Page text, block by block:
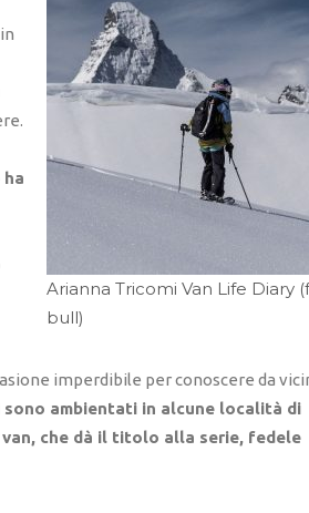
Arianna Tricomi Van Life Diary
bull)
imperdibile per conoscere da
sono ambientati in alcune località di
che dà il titolo alla serie, fedele